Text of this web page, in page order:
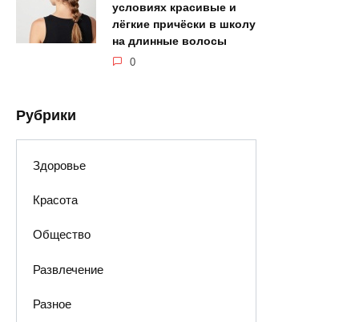
условиях красивые и
лёгкие причёски в школу
на длинные волосы
0
Рубрики
Здоровье
Красота
Общество
Развлечение
Разное